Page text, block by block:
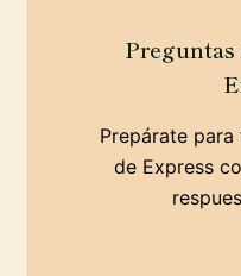
Preguntas
Prepárate
de Express